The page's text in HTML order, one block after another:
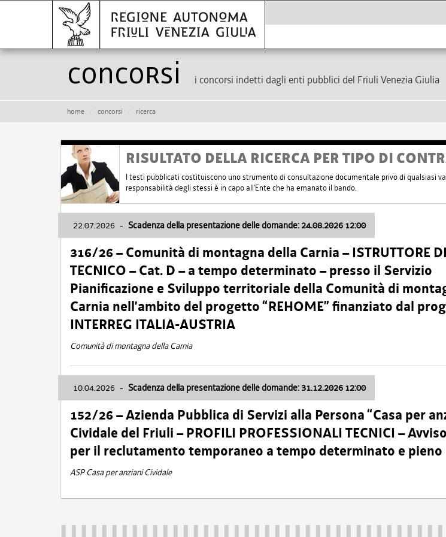
Concorsi i concorsi indetti dagli enti pubblici del Friuli Venezia Giulia
home concorsi ricerca
RISULTATO DELLA RICERCA PER TIPO DI
I testi pubblicati costituiscono uno strumento di consultazione documentale privo di qualsiasi
responsabilità degli stessi è in capo all'Ente che ha emanato il bando.
22.07.2026 - Scadenza della presentazione delle domande: 24.08.2026 12:00
316/26 – Comunità di montagna della Carnia – ISTRUTTORE
TECNICO – Cat. D – a tempo determinato – presso il Servizio
Pianificazione e Sviluppo territoriale della Comunità di
Carnia nell’ambito del progetto “REHOME” finanziato dal
INTERREG ITALIA-AUSTRIA
Comunità di montagna della Carnia
10.04.2026 - Scadenza della presentazione delle domande: 31.12.2026 12:00
152/26 – Azienda Pubblica di Servizi alla Persona “Casa per
Cividale del Friuli – PROFILI PROFESSIONALI TECNICI –
per il reclutamento temporaneo a tempo determinato e pieno
ASP Casa per anziani Cividale